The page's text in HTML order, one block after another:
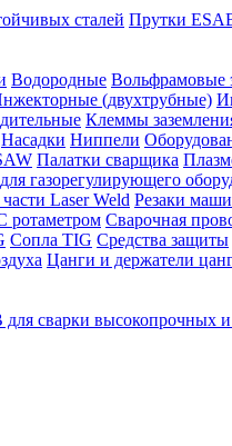
сталей Прутки
Водородные Вольфрамовые
(двухтрубные)
Клеммы
Насадки Ниппели
Палатки сварщика
газорегулирующего
Laser Weld Резаки
ротаметром Сварочная
Сопла TIG Средства защиты
Цанги и держатели
сварки высокопрочных и